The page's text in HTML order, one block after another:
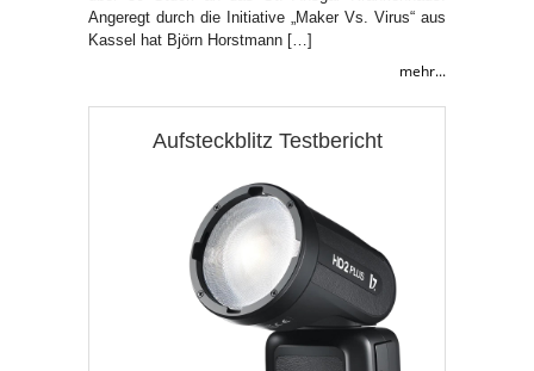
Angeregt durch die Initiative „Maker Vs. Virus“ aus
Kassel hat Björn Horstmann […]
mehr...
Aufsteckblitz Testbericht